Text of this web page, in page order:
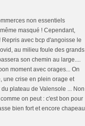
non essentiels
masqué ! Cependant,
avec bcp d'angoisse le
au milieu foule des grands
son chemin au large....
moment avec orages... On
une crise en plein orage et
plateau de Valensole ... Non
on peut : c'est bon pour
bien fort et encore chapeau